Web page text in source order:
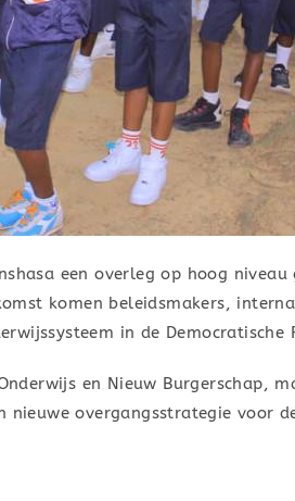
een overleg op hoog
komen beleidsmakers,
in de
en Nieuw Burgerschap,
overgangsstrategie voor